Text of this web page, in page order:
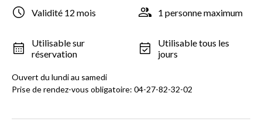
Validité 12 mois 1 personne maximum
Utilisable sur
réservation
Utilisable tous les
jours
Ouvert du lundi au samedi
Prise de rendez-vous obligatoire: 04-27-82-32-02